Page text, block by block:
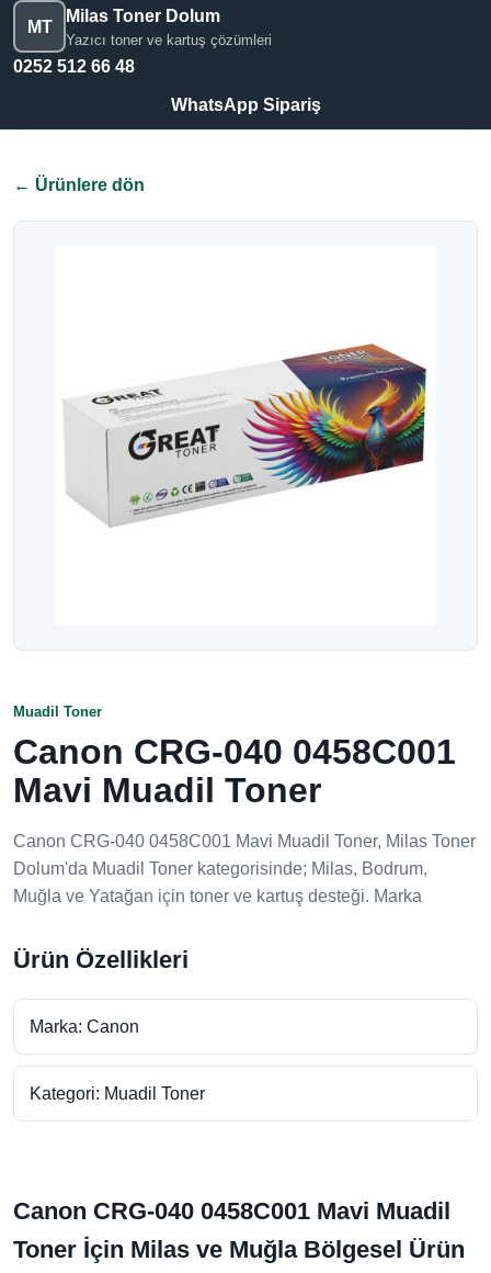
MT
Milas Toner Dolum
Yazıcı toner ve kartuş çözümleri
0252 512 66 48
WhatsApp Sipariş
← Ürünlere dön
Muadil Toner
Canon CRG-040 0458C001
Mavi Muadil Toner
Canon CRG-040 0458C001 Mavi Muadil Toner, Milas Toner
Dolum'da Muadil Toner kategorisinde; Milas, Bodrum,
Muğla ve Yatağan için toner ve kartuş desteği. Marka
Ürün Özellikleri
Marka: Canon
Kategori: Muadil Toner
Canon CRG-040 0458C001 Mavi Muadil
Toner İçin Milas ve Muğla Bölgesel Ürün